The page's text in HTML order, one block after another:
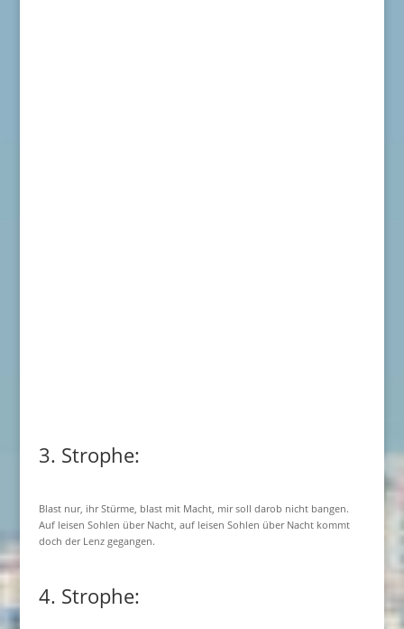
3. Strophe:
Blast nur, ihr Stürme, blast mit Macht, mir soll darob nicht bangen.
Auf leisen Sohlen über Nacht, auf leisen Sohlen über Nacht kommt
doch der Lenz gegangen.
4. Strophe: